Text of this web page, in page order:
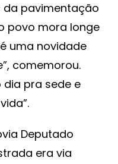
pavimentação
povo mora longe
uma novidade
comemorou.
dia pra sede e
Deputado
era via